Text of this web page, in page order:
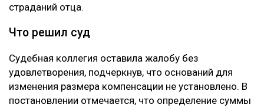
страданий отца.
Что решил суд
Судебная коллегия оставила жалобу без
удовлетворения, подчеркнув, что оснований для
изменения размера компенсации не установлено. В
постановлении отмечается, что определение суммы